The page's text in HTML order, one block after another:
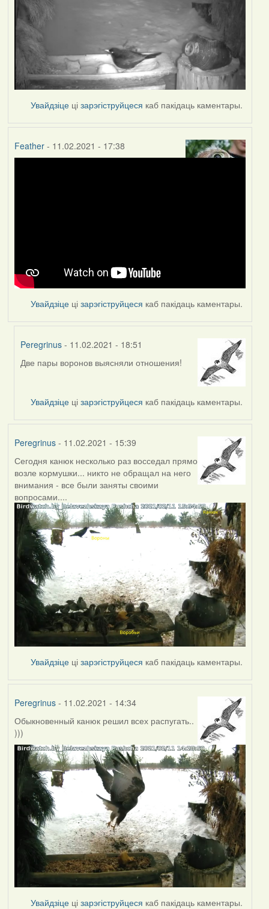
Увайдзіце цізарэгіструйцеся каб пакідаць каментары.
Feather- 11.02.2021 - 17:38
Увайдзіце цізарэгіструйцеся каб пакідаць каментары.
Peregrinus - 11.02.2021 - 18:51
In
Две пары воронов выясняли отношения!
Увайдзіце цізарэгіструйцеся каб пакідаць каментары.
Peregrinus- 11.02.2021 - 15:39
Сегодня канюк несколько раз восседал прямо
возле кормушки... никто не обращал на него
внимания - все были заняты своими
вопросами....
Увайдзіце цізарэгіструйцеся каб пакідаць каментары.
Peregrinus- 11.02.2021 - 14:34
Обыкновенный канюк решил всех распугать..
)))
Увайдзіце цізарэгіструйцеся каб пакідаць каментары.